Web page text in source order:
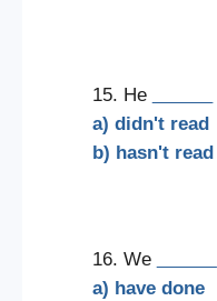
15. He
a) didn't read
b) hasn't read
16. We
a) have done